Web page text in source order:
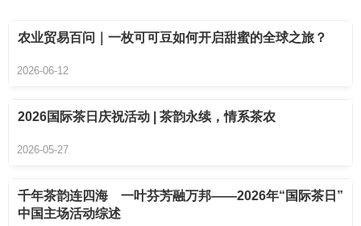
农业贸易百问｜一枚可可豆如何开启甜蜜的全球之旅？
2026-06-12
2026国际茶日庆祝活动 | 茶韵永续，情系茶农
2026-05-27
千年茶韵连四海 一叶芬芳融万邦——2026年“国际茶日”
中国主场活动综述